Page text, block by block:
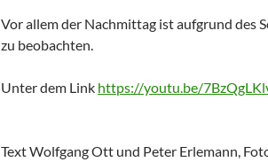
Vor allem der Nachmittag ist aufgrund des
zu beobachten.
Unter dem Link https://youtu.be/
Text Wolfgang Ott und Peter Erlemann,